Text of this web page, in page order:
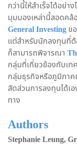
กว่านี้ให้สำเร็จได้อย่าง
มุมมองเหล่านี้สอดค
General Investing ข
แต่สำหรับนักลงทุนที่
ก็สามารถพิจารณา
กลุ่มที่เกี่ยวข้องกับเท
กลุ่มธุรกิจหรือภูมิภาค
สัดส่วนการลงทุนได้เ
ทาง
Authors
Stephanie Leung,